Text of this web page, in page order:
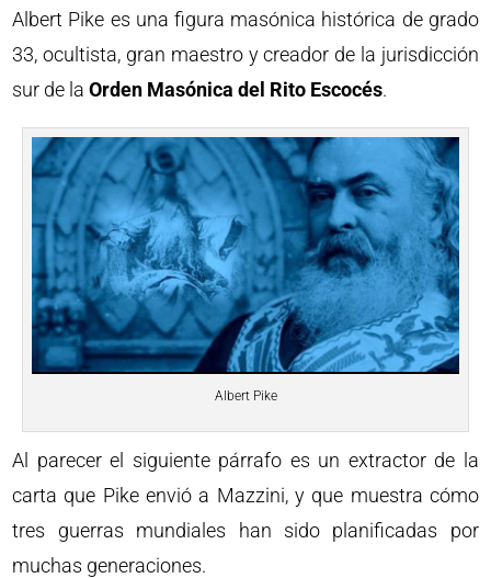
Albert Pike es una figura masónica histórica de grado
33, ocultista, gran maestro y creador de la jurisdicción
sur de laOrden Masónica del Rito Escocés.
Albert Pike
Al parecer el siguiente párrafo es un extractor de la
carta que Pike envió a Mazzini, y que muestra cómo
tres guerras mundiales han sido planificadas por
muchas generaciones.